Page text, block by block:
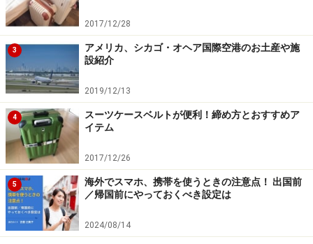
4．TSAロック仕様のスーツケース
TSAロックとは
アメリカ方面へ旅行するひとは、TSAロックと呼ばれる
施錠機能付きのスーツケースを選ぶようにします。空港
2017/12/28
3
アメリカ、シカゴ・オヘア国際空港のお土産や施
設紹介
2019/12/13
4
スーツケースベルトが便利！締め方とおすすめア
イテム
2017/12/26
5
海外でスマホ、携帯を使うときの注意点！ 出国前
／帰国前にやっておくべき設定は
2024/08/14